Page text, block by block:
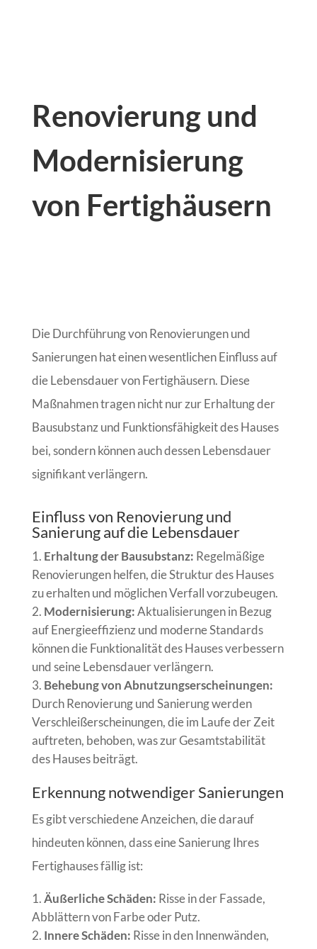
Renovierung und
Modernisierung
von Fertighäusern
Die Durchführung von Renovierungen und
Sanierungen hat einen wesentlichen Einfluss auf
die Lebensdauer von Fertighäusern. Diese
Maßnahmen tragen nicht nur zur Erhaltung der
Bausubstanz und Funktionsfähigkeit des Hauses
bei, sondern können auch dessen Lebensdauer
signifikant verlängern.
Einfluss von Renovierung und
Sanierung auf die Lebensdauer
Erhaltung der Bausubstanz: Regelmäßige
Renovierungen helfen, die Struktur des Hauses
zu erhalten und möglichen Verfall vorzubeugen.
Modernisierung:Aktualisierungen in Bezug
auf Energieeffizienz und moderne Standards
können die Funktionalität des Hauses verbessern
und seine Lebensdauer verlängern.
Behebung von Abnutzungserscheinungen:
Durch Renovierung und Sanierung werden
Verschleißerscheinungen, die im Laufe der Zeit
auftreten, behoben, was zur Gesamtstabilität
des Hauses beiträgt.
Erkennung notwendiger Sanierungen
Es gibt verschiedene Anzeichen, die darauf
hindeuten können, dass eine Sanierung Ihres
Fertighauses fällig ist:
Äußerliche Schäden: Risse in der Fassade,
Abblättern von Farbe oder Putz.
Innere Schäden: Risse in den Innenwänden,